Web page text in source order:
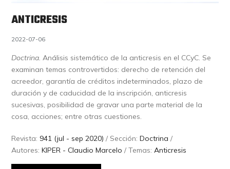
ANTICRESIS
2022-07-06
Doctrina. Análisis sistemático de la anticresis en el CCyC. Se
examinan temas controvertidos: derecho de retención del
acreedor, garantía de créditos indeterminados, plazo de
duración y de caducidad de la inscripción, anticresis
sucesivas, posibilidad de gravar una parte material de la
cosa, acciones; entre otras cuestiones.
Revista: 941 (jul - sep 2020) / Sección:Doctrina /
Autores:KIPER - Claudio Marcelo / Temas:Anticresis